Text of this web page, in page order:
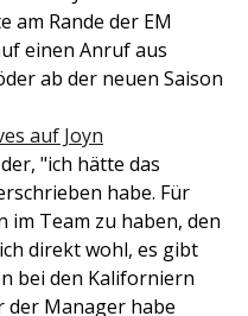
am Rande der EM
einen Anruf aus
ab der neuen Saison
auf Joyn
"ich hätte das
habe. Für
im Team zu haben, den
direkt wohl, es gibt
bei den Kaliforniern
der Manager habe